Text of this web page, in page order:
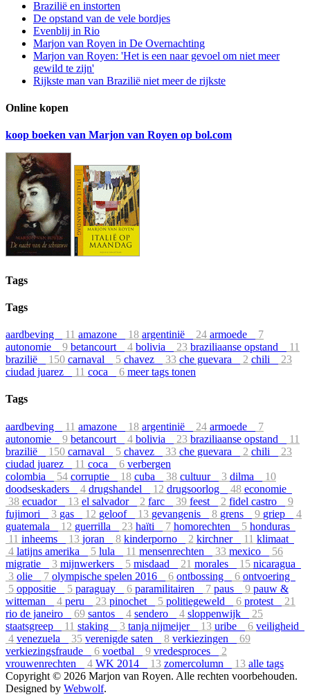
Brazilië en instorten
De opstand van de vele bordjes
Evenblij in Rio
Marjon van Royen in De Overnachting
Marjon van Royen: 'Het is een naar gevoel om niet meer
gewild te zijn'
Rijkste man van Brazilië niet meer de rijkste
Online kopen
koop boeken van Marjon van Royen op bol.com
Tags
Tags
aardbeving 11 amazone 18 argentinië 24 armoede
7
autonomie
9 betancourt 4 bolivia 23 braziliaanse opstand
11
brazilië
150 carnaval 5 chavez 33 che guevara 2 chili
23
ciudad juarez
11 coca 6 meer tags tonen
Tags
aardbeving 11 amazone 18 argentinië 24 armoede
7
autonomie
9 betancourt 4 bolivia 23 braziliaanse opstand
11
brazilië
150 carnaval 5 chavez 33 che guevara 2 chili
23
ciudad juarez
11 coca 6 verbergen
colombia
54 corruptie 18 cuba 38 cultuur 3 dilma
10
doodseskaders
4 drugshandel 12 drugsoorlog 48 economie
38 ecuador 13 el salvador 2 farc 39 feest 2 fidel castro
9
fujimori
3 gas 12 geloof 13 gevangenis 8 grens 9 griep
4
guatemala
12 guerrilla 23 haïti 7 homorechten 5 honduras
11 inheems 13 joran 8 kinderporno 2 kirchner 11 klimaat
4 latijns amerika 5 lula 11 mensenrechten 33 mexico
56
migratie
3 mijnwerkers 5 misdaad 21 morales 15 nicaragua
3 olie 7 olympische spelen 2016 6 ontbossing 6 ontvoering
5 oppositie 5 paraguay 6 paramilitairen 7 paus 9 pauw &
witteman
4 peru 23 pinochet 5 politiegeweld 6 protest
21
rio de janeiro
69 santos 4 sendero 4 sloppenwijk
25
staatsgreep
11 staking 3 tanja nijmeijer 13 uribe 6 veiligheid
4 venezuela 35 verenigde saten 8 verkiezingen
69
verkiezingsfraude
6 voetbal 9 vredesproces
2
vrouwenrechten
4 WK 2014 13 zomercolumn 13 alle tags
Copyright © 2026 Marjon van Royen. Alle rechten voorbehouden.
Designed by Webwolf.